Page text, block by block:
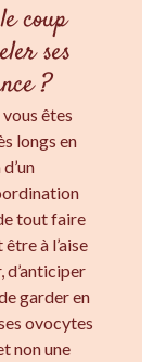
coup
ses
?
êtes
longs en
tout faire
à l’aise
d’anticiper
garder en
ovocytes
non une